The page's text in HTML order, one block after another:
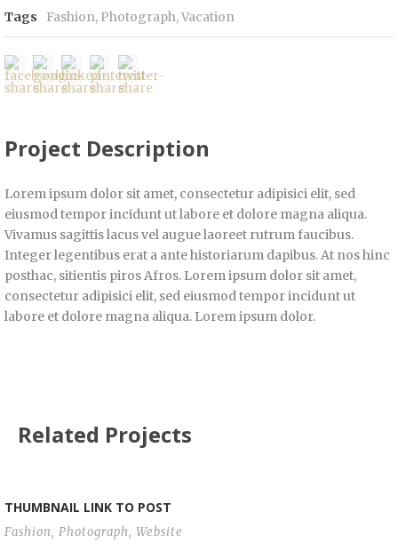
Tags Fashion, Photograph,Vacation
Project Description
Lorem ipsum dolor sit amet, consectetur adipisici elit, sed
eiusmod tempor incidunt ut labore et dolore magna aliqua.
Vivamus sagittis lacus vel augue laoreet rutrum faucibus.
Integer legentibus erat a ante historiarum dapibus. At nos hinc
posthac, sitientis piros Afros. Lorem ipsum dolor sit amet,
consectetur adipisici elit, sed eiusmod tempor incidunt ut
labore et dolore magna aliqua. Lorem ipsum dolor.
Related Projects
THUMBNAIL LINK TO POST
Fashion, Photograph, Website